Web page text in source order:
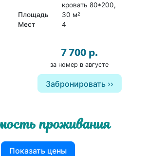
кровать 80*200,
Площадь
30 м2
Мест 4
7 700 р.
за номер в августе
Забронировать
проживания
Показать цены